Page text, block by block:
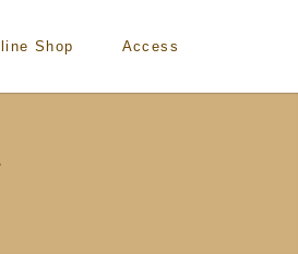
Shop Access